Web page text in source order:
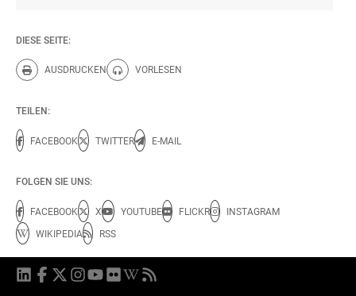
DIESE SEITE:
AUSDRUCKEN
Diese Seite drucken.
VORLESEN
Diese Seite vorlesen.
TEILEN:
FACEBOOK TWITTER E-MAIL
FOLGEN SIE UNS:
FACEBOOK X YOUTUBE FLICKR
INSTAGRAM
WIKIPEDIA
RSS